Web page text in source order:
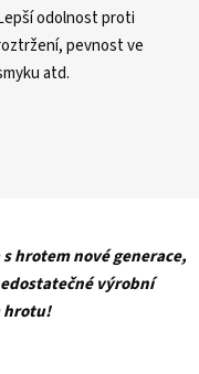
odolnost proti
pevnost ve
atd.
hrotem nové generace,
výrobní
hrotu!